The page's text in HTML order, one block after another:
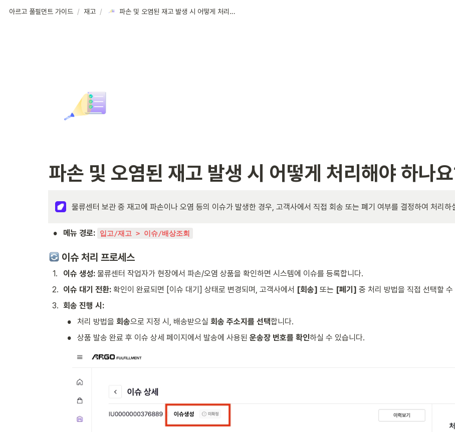
아르고 풀필먼트 가이드 / 재고 / 파손 및 오염된 재고 발생 시 어떻게 처리해야 하나요?
파손 및 오염된 재고 발생 시 어떻게 처리해야 하나
물류센터 보관 중 재고에 파손이나 오염 등의 이슈가 발생한 경우, 고객사에서 직접 회송 또는 폐기 여부를 결정하여 처리하
• 메뉴 경로: 입고/재고 > 이슈/배상조회
이슈 처리 프로세스
1. 이슈 생성: 물류센터 작업자가 현장에서 파손/오염 상품을 확인하면 시스템에 이슈를 등록합니다.
2. 이슈 대기 전환: 확인이 완료되면 [이슈 대기] 상태로 변경되며, 고객사에서 [회송] 또는 [폐기] 중 처리 방법을 직접 선택할 수
3. 회송 진행 시:
• 처리 방법을 회송으로 지정 시, 배송받으실 회송 주소지를 선택합니다.
• 상품 발송 완료 후 이슈 상세 페이지에서 발송에 사용된 운송장 번호를 확인하실 수 있습니다.